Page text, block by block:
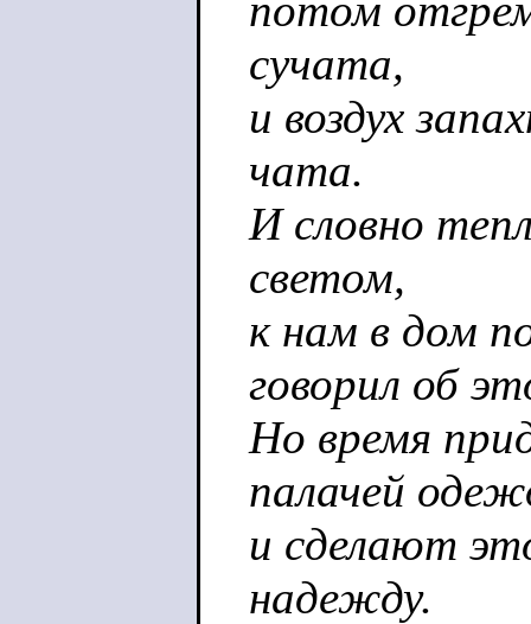
сучата,
и воздух
чата.
И словно
светом,
к нам в дом
говорил об
Но время
палачей
и сделают
надежду.